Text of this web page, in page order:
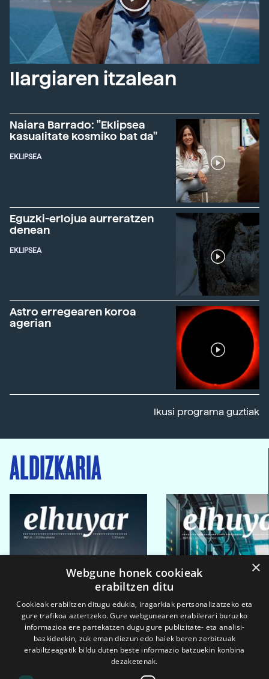
Ilargiaren itzalean
Naiara Barrado: "Eklipsea
kasualitate kosmiko bat da"
EKLIPSEA
Eguzki-erlojua aurreratzen
denean
EKLIPSEA
Astro erregearen koroa
agerian
Ikusi programa guztiak
ALDIZKARIA
×
Webgune honek cookieak
erabiltzen ditu
Cookieak erabiltzen ditugu edukia, iragarkiak pertsonalizatzeko eta
gure trafikoa aztertzeko. Gure webgunearen erabilerari buruzko
informazioa ere partekatzen dugu gure publizitate- eta analisi-
bazkideekin, zuk eman diezun edo haiek beren zerbitzuak
erabiltzeagatik bildu duten beste informazio batzuekin konbina
dezaketenak.